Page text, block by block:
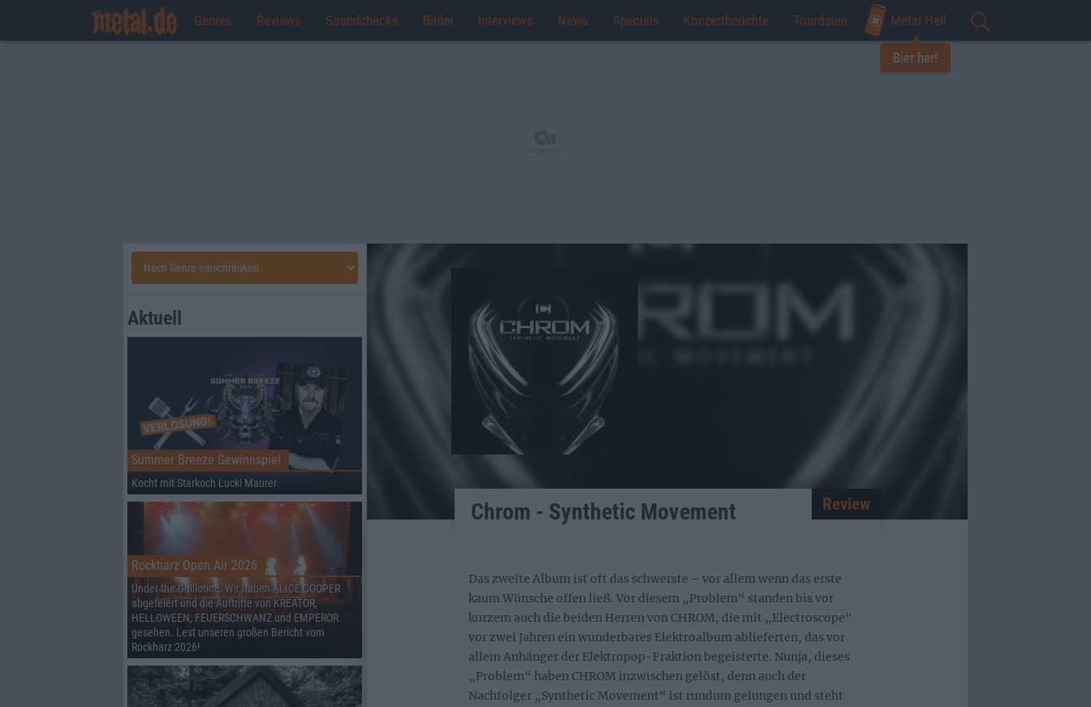
Genres Reviews Soundchecks Bilder Interviews News Specials Konzertberichte Tourdaten Metal Hell
Bier her!
Chrom - Synthetic Movement Review
Das zweite Album ist oft das schwerste – vor allem wenn das erste
kaum Wünsche offen ließ. Vor diesem „Problem“ standen bis vor
kurzem auch die beiden Herren von CHROM, die mit „Electroscope“
vor zwei Jahren ein wunderbares Elektroalbum ablieferten, das vor
allem Anhänger der Elektropop-Fraktion begeisterte. Nunja, dieses
„Problem“ haben CHROM inzwischen gelöst, denn auch der
Nachfolger „Synthetic Movement“ ist rundum gelungen und steht
Aktuell
Summer Breeze Gewinnspiel
Kocht mit Starkoch Lucki Maurer
Rockharz Open Air 2026
Under the Guillotine: Wir haben ALICE COOPER
abgefeiert und die Auftritte von KREATOR,
HELLOWEEN, FEUERSCHWANZ und EMPEROR
gesehen. Lest unseren großen Bericht vom
Rockharz 2026!